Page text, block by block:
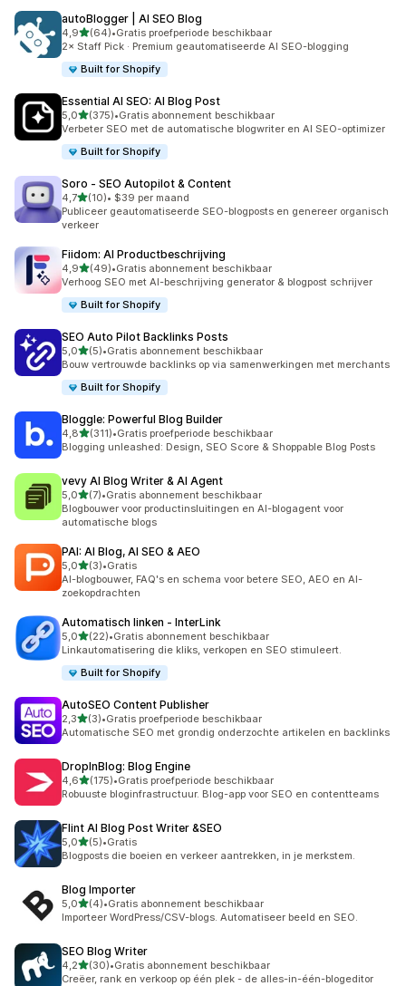
autoBlogger | AI SEO Blog
4,9van 5 sterren
(64)
64 recensies in totaal
•Gratis proefperiode beschikbaar
2× Staff Pick · Premium geautomatiseerde AI SEO-blogging
Built for Shopify
Essential AI SEO: AI Blog Post
5,0van 5 sterren
(375)
375 recensies in totaal
•Gratis abonnement beschikbaar
Verbeter SEO met de automatische blogwriter en AI SEO-optimizer
Built for Shopify
Soro ‑ SEO Autopilot & Content
4,7van 5 sterren
(10)
10 recensies in totaal
• $39 per maand
Publiceer geautomatiseerde SEO-blogposts en genereer organisch
verkeer
Fiidom: AI Productbeschrijving
4,9van 5 sterren
(49)
49 recensies in totaal
•Gratis abonnement beschikbaar
Verhoog SEO met AI-beschrijving generator & blogpost schrijver
Built for Shopify
SEO Auto Pilot Backlinks Posts
5,0van 5 sterren
(5)
5 recensies in totaal
•Gratis abonnement beschikbaar
Bouw vertrouwde backlinks op via samenwerkingen met merchants
Built for Shopify
Bloggle: Powerful Blog Builder
4,8van 5 sterren
(311)
311 recensies in totaal
•Gratis proefperiode beschikbaar
Blogging unleashed: Design, SEO Score & Shoppable Blog Posts
vevy AI Blog Writer & AI Agent
5,0van 5 sterren
(7)
7 recensies in totaal
•Gratis abonnement beschikbaar
Blogbouwer voor productinsluitingen en AI-blogagent voor
automatische blogs
PAI: AI Blog, AI SEO & AEO
5,0van 5 sterren
(3)
3 recensies in totaal
•Gratis
AI-blogbouwer, FAQ's en schema voor betere SEO, AEO en AI-
zoekopdrachten
Automatisch linken ‑ InterLink
5,0van 5 sterren
(22)
22 recensies in totaal
•Gratis abonnement beschikbaar
Linkautomatisering die kliks, verkopen en SEO stimuleert.
Built for Shopify
AutoSEO Content Publisher
2,3van 5 sterren
(3)
3 recensies in totaal
•Gratis proefperiode beschikbaar
Automatische SEO met grondig onderzochte artikelen en backlinks
DropInBlog: Blog Engine
4,6van 5 sterren
(175)
175 recensies in totaal
•Gratis proefperiode beschikbaar
Robuuste bloginfrastructuur. Blog-app voor SEO en contentteams
Flint AI Blog Post Writer &SEO
5,0van 5 sterren
(5)
5 recensies in totaal
•Gratis
Blogposts die boeien en verkeer aantrekken, in je merkstem.
Blog Importer
5,0van 5 sterren
(4)
4 recensies in totaal
•Gratis abonnement beschikbaar
Importeer WordPress/CSV-blogs. Automatiseer beeld en SEO.
SEO Blog Writer
4,2van 5 sterren
(30)
30 recensies in totaal
•Gratis abonnement beschikbaar
Creëer, rank en verkoop op één plek - de alles-in-één-blogeditor